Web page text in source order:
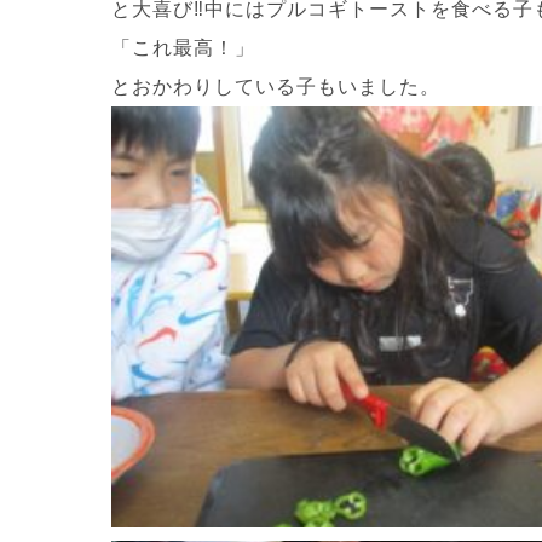
と大喜び‼中にはプルコギトーストを食べる子
「これ最高！」
とおかわりしている子もいました。